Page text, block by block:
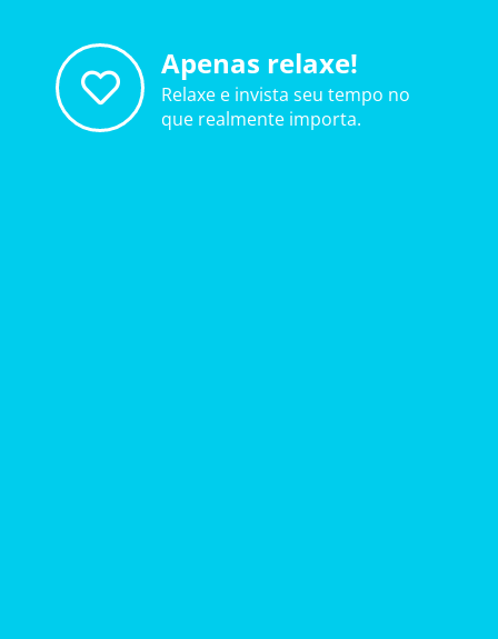
Apenas relaxe!
Relaxe e invista seu tempo no
que realmente importa.